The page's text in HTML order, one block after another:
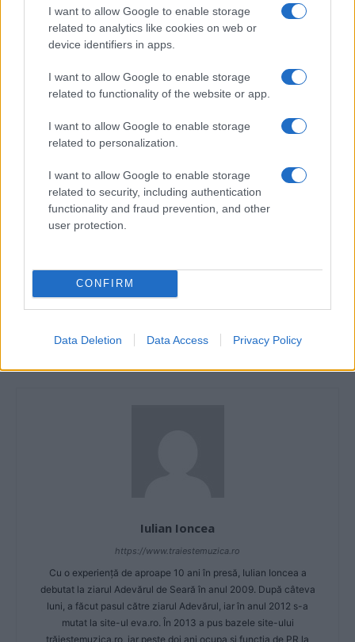
I want to allow Google to enable storage
related to analytics like cookies on web or
device identifiers in apps.
I want to allow Google to enable storage
related to functionality of the website or app.
I want to allow Google to enable storage
related to personalization.
I want to allow Google to enable storage
related to security, including authentication
functionality and fraud prevention, and other
user protection.
CONFIRM
Data Deletion Data Access Privacy Policy
album album in labirint
grasu xll
grasu xxl guess who
Articol anterior
Nane – Frate-miu (versuri)
Inna a lansat o nouă melodie
Iulian Ioncea
https://www.traiestemuzica.ro
Cu o experiență de aproape 10 ani în presă, Iulian Ioncea a
debutat la ziarul Adevărul de Seară în anul 2009. După câteva
luni, a făcut pasul către ziarul Adevărul, iar în anul 2012 s-a
mutat la site-ul eva.ro. În 2013 a pus bazele site-ului
trăieștemuzica.ro, iar peste doi ani ocupa și funcția de PR la